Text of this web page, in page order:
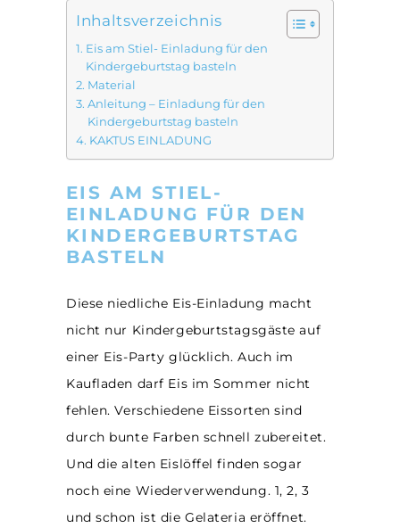
Inhaltsverzeichnis
Eis am Stiel- Einladung für den
Kindergeburtstag basteln
Material
Anleitung – Einladung für den
Kindergeburtstag basteln
KAKTUS EINLADUNG
EIS AM STIEL-
EINLADUNG FÜR DEN
KINDERGEBURTSTAG
BASTELN
Diese niedliche Eis-Einladung macht
nicht nur Kindergeburtstagsgäste auf
einer Eis-Party glücklich. Auch im
Kaufladen darf Eis im Sommer nicht
fehlen. Verschiedene Eissorten sind
durch bunte Farben schnell zubereitet.
Und die alten Eislöffel finden sogar
noch eine Wiederverwendung. 1, 2, 3
und schon ist die Gelateria eröffnet.